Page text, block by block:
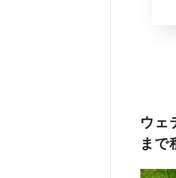
ウェ
まで